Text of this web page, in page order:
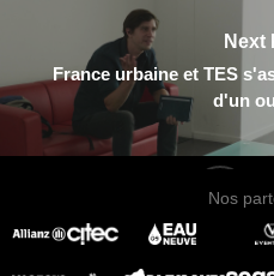
Next
France urbaine et TES
d'un
Nos